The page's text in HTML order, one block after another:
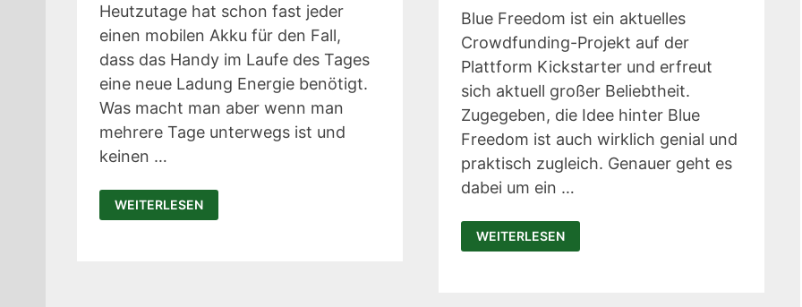
Heutzutage hat schon fast jeder
einen mobilen Akku für den Fall,
dass das Handy im Laufe des Tages
eine neue Ladung Energie benötigt.
Was macht man aber wenn man
mehrere Tage unterwegs ist und
keinen …
THE
NIPPER:
NOTFALL-
WEITERLESEN
Blue Freedom ist ein aktuelles
Crowdfunding-Projekt auf der
Plattform Kickstarter und erfreut
sich aktuell großer Beliebtheit.
Zugegeben, die Idee hinter Blue
Freedom ist auch wirklich genial und
praktisch zugleich. Genauer geht es
dabei um ein …
BLUE
FREEDOM
–
WEITERLESEN